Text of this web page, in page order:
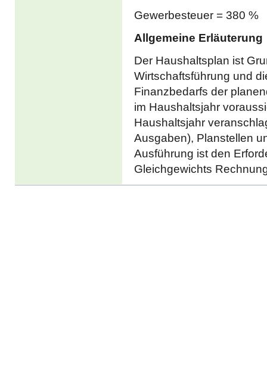
Gewerbesteuer = 380 %
Allgemeine Erläuterung
Der Haushaltsplan ist
Wirtschaftsführung und
Finanzbedarfs der
im Haushaltsjahr
Haushaltsjahr
Ausgaben), Planstellen
Ausführung ist den
Gleichgewichts